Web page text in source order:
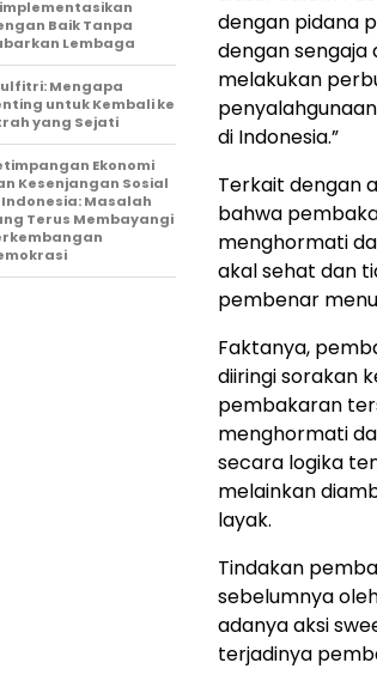
dengan pidana
dengan sengaja
melakukan
di Indonesia.”
Terkait dengan
bahwa
menghormati
akal sehat dan
pembenar
Faktanya,
diiringi sorakan
pembakaran
menghormati
secara logika
melainkan
layak.
Tindakan
sebelumnya
adanya aksi
terjadinya
Baik Tanpa
Lembaga
Mengapa
untuk Kembali ke
yang Sejati
Ekonomi
Kesenjangan Sosial
Indonesia: Masalah
Terus Membayangi